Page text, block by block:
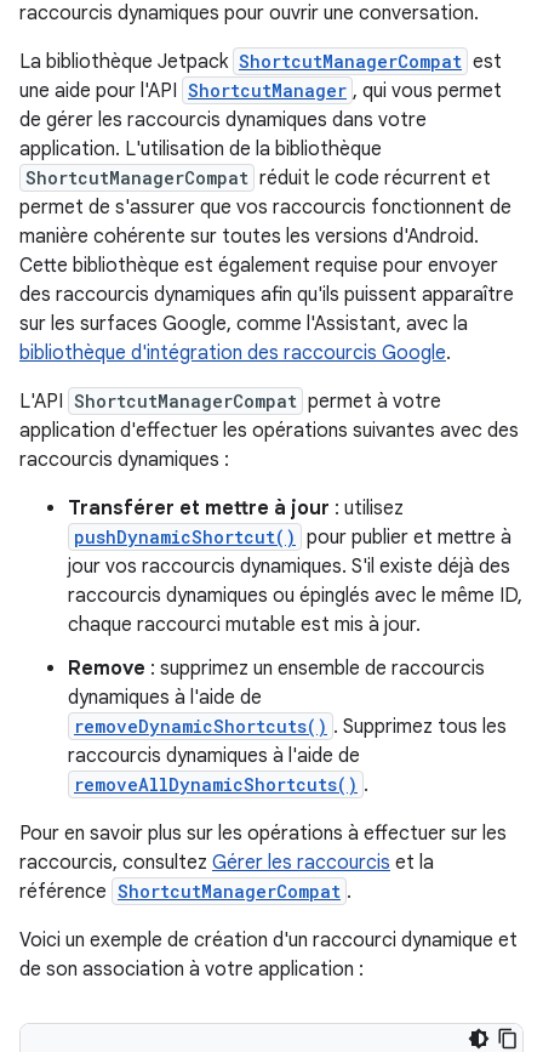
raccourcis dynamiques pour ouvrir une conversation.
La bibliothèque Jetpack ShortcutManagerCompat est
une aide pour l'API ShortcutManager , qui vous permet
de gérer les raccourcis dynamiques dans votre
application. L'utilisation de la bibliothèque
ShortcutManagerCompat réduit le code récurrent et
permet de s'assurer que vos raccourcis fonctionnent de
manière cohérente sur toutes les versions d'Android.
Cette bibliothèque est également requise pour envoyer
des raccourcis dynamiques afin qu'ils puissent apparaître
sur les surfaces Google, comme l'Assistant, avec la
bibliothèque d'intégration des raccourcis Google.
L'API ShortcutManagerCompat permet à votre
application d'effectuer les opérations suivantes avec des
raccourcis dynamiques :
Transférer et mettre à jour : utilisez
pushDynamicShortcut() pour publier et mettre à
jour vos raccourcis dynamiques. S'il existe déjà des
raccourcis dynamiques ou épinglés avec le même ID,
chaque raccourci mutable est mis à jour.
Remove : supprimez un ensemble de raccourcis
dynamiques à l'aide de
removeDynamicShortcuts() . Supprimez tous les
raccourcis dynamiques à l'aide de
removeAllDynamicShortcuts() .
Pour en savoir plus sur les opérations à effectuer sur les
raccourcis, consultez Gérer les raccourcis et la
référence ShortcutManagerCompat .
Voici un exemple de création d'un raccourci dynamique et
de son association à votre application :